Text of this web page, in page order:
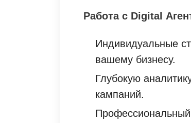
Работа с Digital
Индивидуальные
вашему бизнесу.
Глубокую
кампаний.
Профессиональный